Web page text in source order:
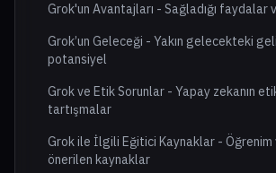
Grok'un Avantajları - Sağladığı faydalar
Grok’un Geleceği - Yakın gelecekteki
potansiyel
Grok ve Etik Sorunlar - Yapay zekanın
tartışmalar
Grok ile İlgili Eğitici Kaynaklar - Öğrenim
önerilen kaynaklar